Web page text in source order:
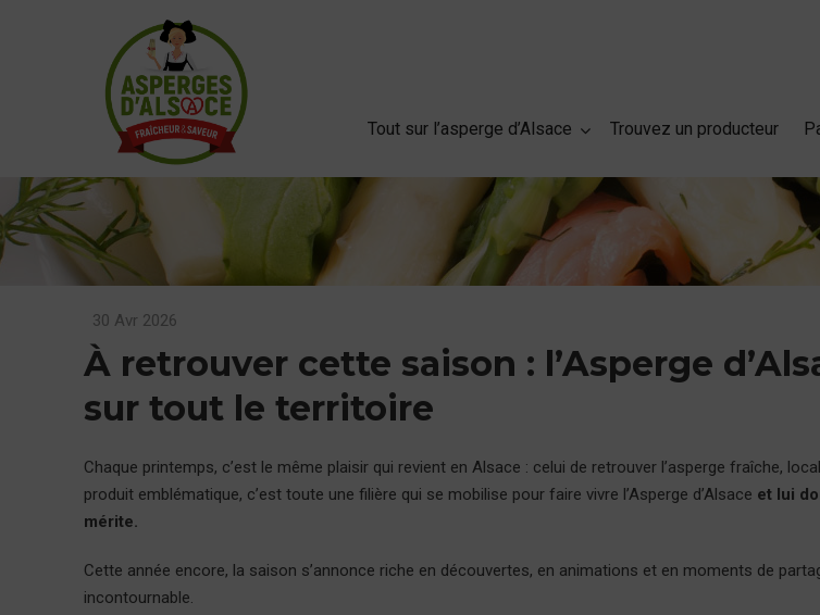
Tout sur l’asperge d’Alsace Trouvez un producteur
30 Avr 2026
À retrouver cette saison : l’Asperge
sur tout le territoire
Chaque printemps, c’est le même plaisir qui revient en Alsace : celui de retrouver l’asperge fraîche,
produit emblématique, c’est toute une filière qui se mobilise pour faire vivre l’Asperge d’Alsace et lui
mérite.
Cette année encore, la saison s’annonce riche en découvertes, en animations et en moments de
incontournable.